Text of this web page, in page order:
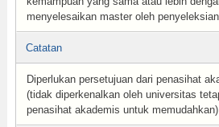
menyelesaikan master oleh
Catatan
Diperlukan persetujuan dari penasihat
(tidak diperkenalkan oleh universitas
penasihat akademis untuk memudahkan)